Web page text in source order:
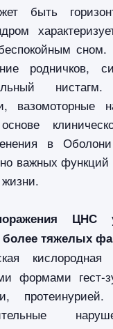
быть
родничков,
в
важных функций
ЦНС
тяжелых
формами гест-